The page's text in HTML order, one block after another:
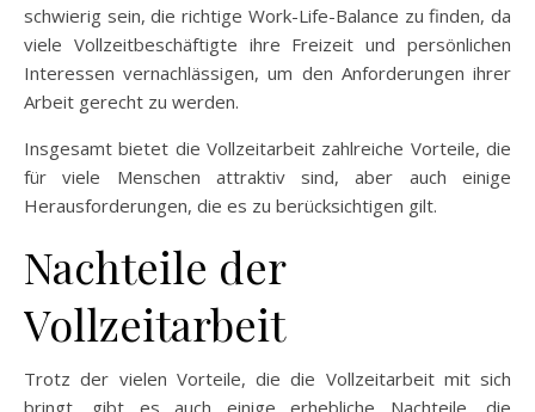
schwierig sein, die richtige Work-Life-Balance zu finden, da
viele Vollzeitbeschäftigte ihre Freizeit und persönlichen
Interessen vernachlässigen, um den Anforderungen ihrer
Arbeit gerecht zu werden.
Insgesamt bietet die Vollzeitarbeit zahlreiche Vorteile, die
für viele Menschen attraktiv sind, aber auch einige
Herausforderungen, die es zu berücksichtigen gilt.
Nachteile der
Vollzeitarbeit
Trotz der vielen Vorteile, die die Vollzeitarbeit mit sich
bringt, gibt es auch einige erhebliche Nachteile, die